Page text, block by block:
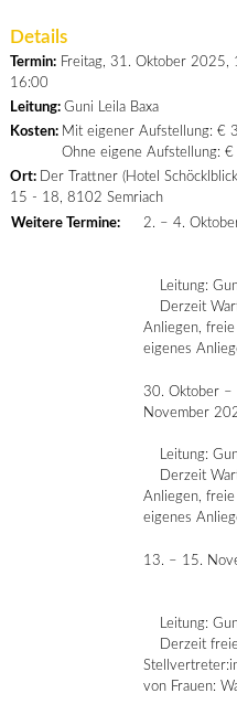
Details
Termin:Freitag, 31. Oktober 2025,
16:00
Leitung: Guni Leila Baxa
Kosten: Mit eigener Aufstellung: €
Ohne eigene Aufstellung:
Ort: Der Trattner (Hotel
15 - 18, 8102 Semriach
Weitere Termine:
2. – 4.
Leitung:
Derzeit
Anliegen,
eigenes
30. Oktober –
November
Leitung:
Derzeit
Anliegen,
eigenes
13. – 15.
Leitung:
Derzeit
von Frauen: